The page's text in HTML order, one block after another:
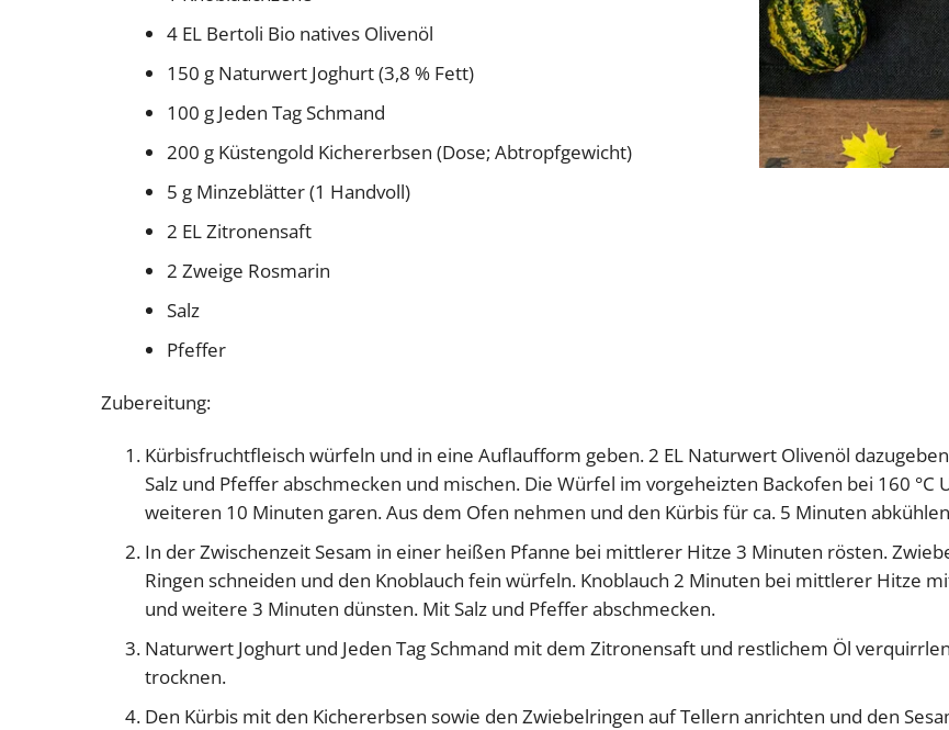
4 EL Bertoli Bio natives Olivenöl
150 g Naturwert Joghurt (3,8 % Fett)
100 g Jeden Tag Schmand
200 g Küstengold Kichererbsen (Dose; Abtropfgewicht)
5 g Minzeblätter (1 Handvoll)
2 EL Zitronensaft
2 Zweige Rosmarin
Salz
Pfeffer
Zubereitung:
Kürbisfruchtfleisch würfeln und in eine Auflaufform geben. 2 EL Naturwert Olivenöl
Salz und Pfeffer abschmecken und mischen. Die Würfel im vorgeheizten Backofen bei 160
weiteren 10 Minuten garen. Aus dem Ofen nehmen und den Kürbis für ca. 5 Minuten
In der Zwischenzeit Sesam in einer heißen Pfanne bei mittlerer Hitze 3 Minuten rösten.
Ringen schneiden und den Knoblauch fein würfeln. Knoblauch 2 Minuten bei mittlerer Hitze
und weitere 3 Minuten dünsten. Mit Salz und Pfeffer abschmecken.
Naturwert Joghurt und Jeden Tag Schmand mit dem Zitronensaft und restlichem Öl
trocknen.
Den Kürbis mit den Kichererbsen sowie den Zwiebelringen auf Tellern anrichten und den